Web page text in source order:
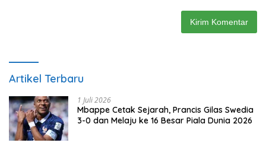
Artikel Terbaru
1 Juli 2026
Mbappe Cetak Sejarah, Prancis Gilas Swedia
3-0 dan Melaju ke 16 Besar Piala Dunia 2026